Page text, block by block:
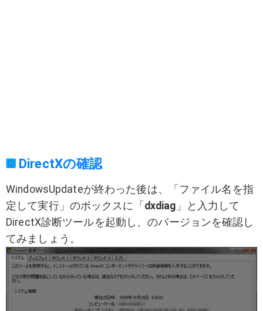
DirectXの確認
WindowsUpdateが終わった後は、「ファイル名を指
定して実行」のボックスに「 dxdiag 」と入力して
DirectX診断ツールを起動し、のバージョンを確認し
てみましょう。